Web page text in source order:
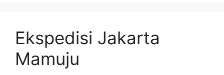
Ekspedisi Jakarta
Mamuju